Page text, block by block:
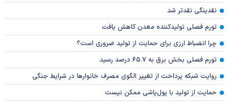
نقدینگی نقدتر شد
تورم فصلی تولیدکننده معدن کاهش یافت
چرا انضباط ارزی برای حمایت از تولید ضروری است؟
تورم فصلی بخش برق به ۶۵.۷ درصد رسید
روایت شبکه پرداخت از تغییر الگوی مصرف خانوار‌ها در شرایط جنگی
حمایت از تولید با پول‌پاشی ممکن نیست